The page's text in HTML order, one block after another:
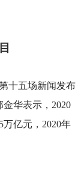
十五场新闻发布
华表示，2020
亿元，2020年